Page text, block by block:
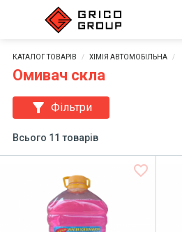
КАТАЛОГ ТОВАРІВ ХІМІЯ АВТОМОБІЛЬНА
Омивач скла
filter_alt Фільтри
Всього 11 товарів
favorite_border